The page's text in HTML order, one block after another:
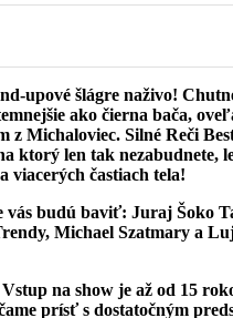
upové šlágre naživo!
ako čierna bača,
z Michaloviec. Silné Reči
ktorý len tak nezabudnete,
viacerých častiach tela!
vás budú baviť: Juraj Šoko
Michael Szatmary a
na show je až od 15
prísť s dostatočným